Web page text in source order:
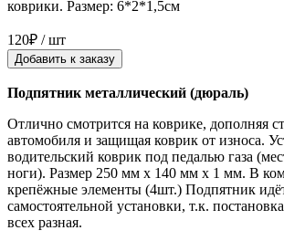
коврики. Размер: 6*2*1,5см
120₽ / шт
Добавить к заказу
Подпятник металлический (дюраль)
Отлично смотрится на коврике, дополняя
автомобиля и защищая коврик от износа.
водительский коврик под педалью газа
ноги). Размер 250 мм x 140 мм x 1 мм. В
крепёжные элементы (4шт.) Подпятник
самостоятельной установки, т.к.
всех разная.